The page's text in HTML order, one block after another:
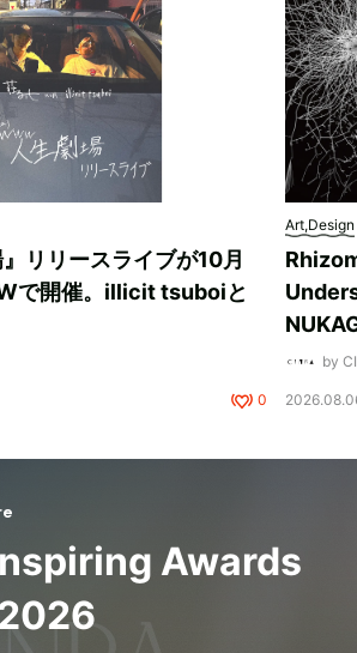
リリースライブが10月
で開催。illicit tsuboiと
0
Art,Design
by
Awards